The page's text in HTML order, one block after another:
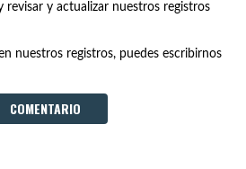
revisar y actualizar nuestros registros
nuestros registros, puedes escribirnos
COMENTARIO